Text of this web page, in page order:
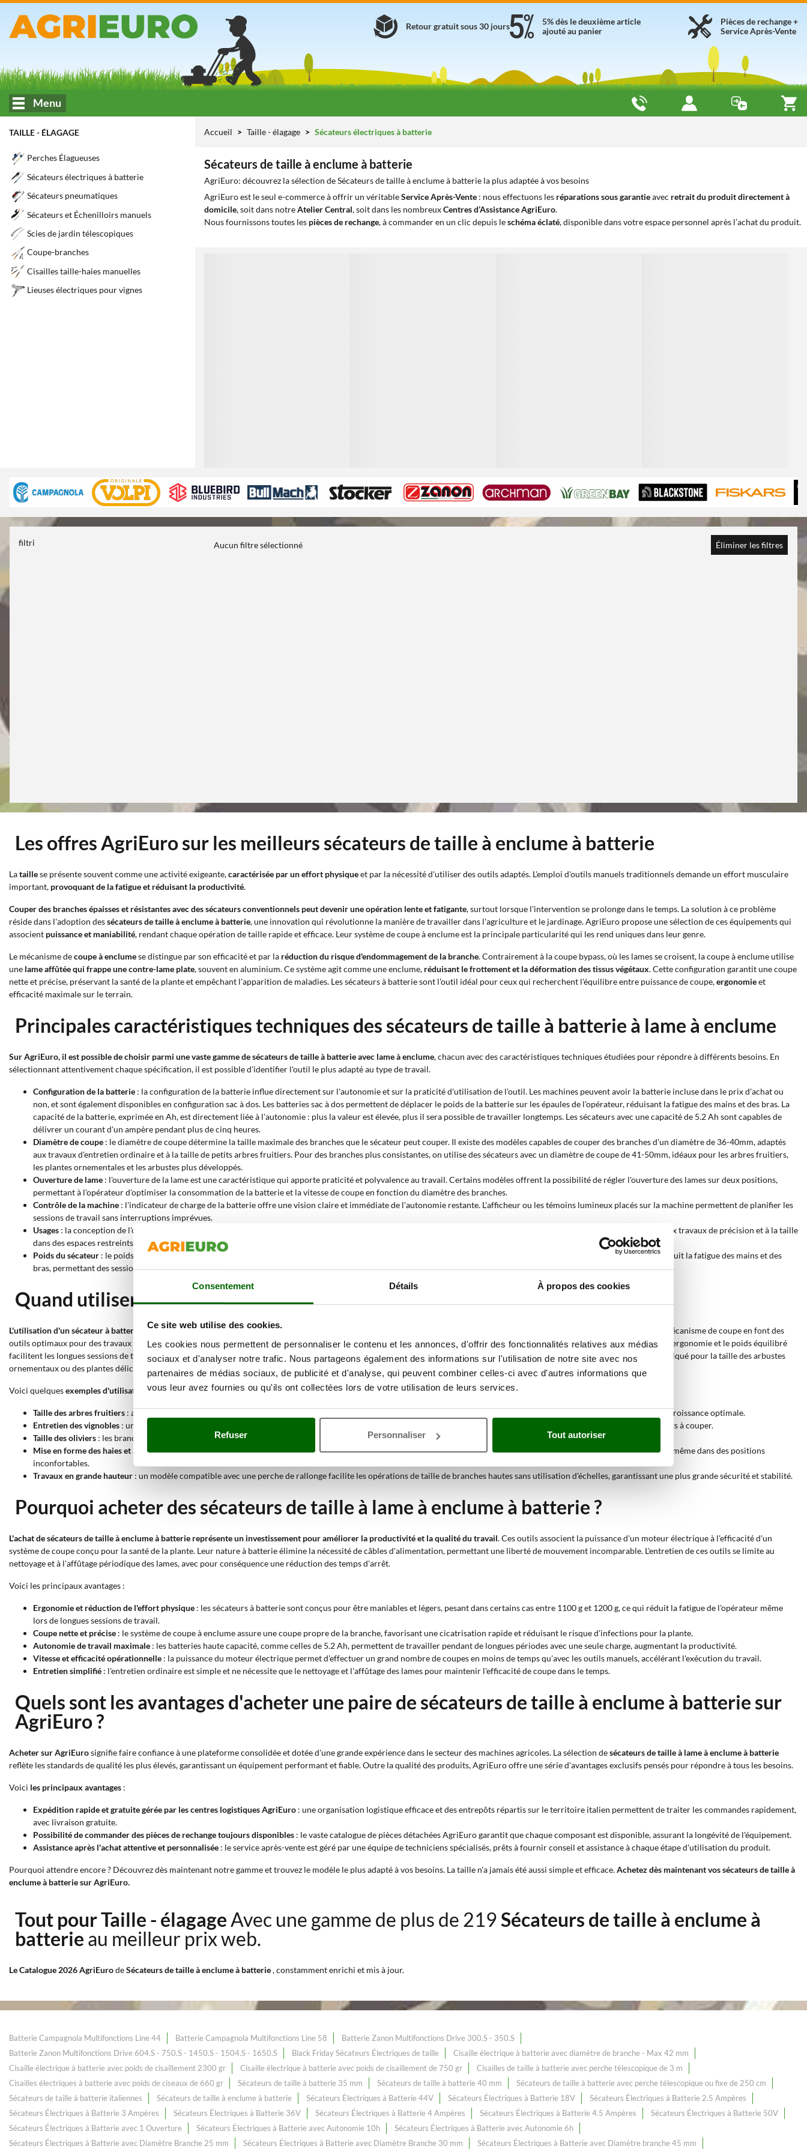
Consentement Détails À propos des cookies
Ce site web utilise des cookies.
Les cookies nous permettent de personnaliser le contenu et les annonces, d'offrir des fonctionnalités relatives aux médias
sociaux et d'analyser notre trafic. Nous partageons également des informations sur l'utilisation de notre site avec nos
partenaires de médias sociaux, de publicité et d'analyse, qui peuvent combiner celles-ci avec d'autres informations que
vous leur avez fournies ou qu'ils ont collectées lors de votre utilisation de leurs services.
Refuser Personnaliser Tout autoriser
Pièces de rechange +
Service Après-Vente
5% dès le deuxième article
ajouté au panier
Retour gratuit sous 30 jours
Menu
TAILLE - ÉLAGAGE
Perches Élagueuses
Sécateurs électriques à batterie
Sécateurs pneumatiques
Sécateurs et Échenilloirs manuels
Scies de jardin télescopiques
Coupe-branches
Cisailles taille-haies manuelles
Lieuses électriques pour vignes
Accueil Taille - élagage Sécateurs électriques à batterie
Sécateurs de taille à enclume à batterie
AgriEuro: découvrez la sélection de Sécateurs de taille à enclume à batterie la plus adaptée à vos besoins
AgriEuro est le seul e-commerce à offrir un véritableService Après-Vente : nous effectuons les réparations sous garantieavec retrait du produit directement à
domicile, soit dans notreAtelier Central, soit dans les nombreuxCentres d’Assistance AgriEuro.
Nous fournissons toutes les pièces de rechange, à commander en un clic depuis leschéma éclaté, disponible dans votre espace personnel après l’achat du produit.
filtri Aucun filtre sélectionné Éliminer les filtres
Les offres AgriEuro sur les meilleurs sécateurs de taille à enclume à batterie
Lataillese présente souvent comme une activité exigeante,caractérisée par un effort physiqueet par la nécessité d'utiliser des outils adaptés. L'emploi d'outils manuels traditionnels demande un effort musculaire
important, provoquant de la fatigue et réduisant la productivité.
Couper des branches épaisses et résistantes avec des sécateurs conventionnels peut devenir une opération lente et fatigante, surtout lorsque l'intervention se prolonge dans le temps. La solution à ce problème
réside dans l'adoption dessécateurs de taille à enclume à batterie, une innovation qui révolutionne la manière de travailler dans l'agriculture et le jardinage. AgriEuro propose une sélection de ces équipements qui
associent puissance et maniabilité, rendant chaque opération de taille rapide et efficace. Leur système de coupe à enclume est la principale particularité qui les rend uniques dans leur genre.
Le mécanisme decoupe à enclumese distingue par son efficacité et par la réduction du risque d'endommagement de la branche. Contrairement à la coupe bypass, où les lames se croisent, la coupe à enclume utilise
une lame affûtée qui frappe une contre-lame plate, souvent en aluminium. Ce système agit comme une enclume, réduisant le frottement et la déformation des tissus végétaux. Cette configuration garantit une coupe
nette et précise, préservant la santé de la plante et empêchant l'apparition de maladies. Les sécateurs à batterie sont l'outil idéal pour ceux qui recherchent l'équilibre entre puissance de coupe,ergonomieet
efficacité maximale sur le terrain.
Principales caractéristiques techniques des sécateurs de taille à batterie à lame à enclume
Sur AgriEuro, il est possible de choisir parmi une vaste gamme de sécateurs de taille à batterie avec lame à enclume, chacun avec des caractéristiques techniques étudiées pour répondre à différents besoins. En
sélectionnant attentivement chaque spécification, il est possible d'identifier l'outil le plus adapté au type de travail.
Configuration de la batterie : la configuration de la batterie influe directement sur l'autonomie et sur la praticité d'utilisation de l'outil. Les machines peuvent avoir la batterie incluse dans le prix d'achat ou
non, et sont également disponibles en configuration sac à dos. Les batteries sac à dos permettent de déplacer le poids de la batterie sur les épaules de l'opérateur, réduisant la fatigue des mains et des bras. La
capacité de la batterie, exprimée en Ah, est directement liée à l'autonomie : plus la valeur est élevée, plus il sera possible de travailler longtemps. Les sécateurs avec une capacité de 5.2 Ah sont capables de
délivrer un courant d'un ampère pendant plus de cinq heures.
Diamètre de coupe : le diamètre de coupe détermine la taille maximale des branches que le sécateur peut couper. Il existe des modèles capables de couper des branches d'un diamètre de 36-40mm, adaptés
aux travaux d'entretien ordinaire et à la taille de petits arbres fruitiers. Pour des branches plus consistantes, on utilise des sécateurs avec un diamètre de coupe de 41-50mm, idéaux pour les arbres fruitiers,
les plantes ornementales et les arbustes plus développés.
Ouverture de lame : l'ouverture de la lame est une caractéristique qui apporte praticité et polyvalence au travail. Certains modèles offrent la possibilité de régler l'ouverture des lames sur deux positions,
permettant à l'opérateur d'optimiser la consommation de la batterie et la vitesse de coupe en fonction du diamètre des branches.
Contrôle de la machine : l'indicateur de charge de la batterie offre une vision claire et immédiate de l'autonomie restante. L'afficheur ou les témoins lumineux placés sur la machine permettent de planifier les
sessions de travail sans interruptions imprévues.
Usages : la conception de l'outil définit son champ d'application. L'usage manuel fait référence à des sécateurs conçus pour une utilisation directe et sans supports, adaptés aux travaux de précision et à la taille
dans des espaces restreints. L'usage sur perche est pensé pour les interventions en hauteur, facilitant la taille des branches hautes.
Poids du sécateur : le poids du sécateur avec batterie insérée est un facteur déterminant pour le confort de l'opérateur. Un poids contenu, compris entre 1100 g et 1200 g, réduit la fatigue des mains et des
bras, permettant des sessions de travail prolongées et une meilleure maniabilité.
Quand utiliser une paire de sécateurs de taille à enclume à batterie ?
L'utilisation d'un sécateur à batterie avec coupe à enclume se montre efficace dans de nombreux contextes, du jardinage amateur à la taille professionnelle
. Leur structure et leur mécanisme de coupe en font des
outils optimaux pour des travaux spécifiques. Ils sont idéaux pourla taille des arbres fruitiers, comme les pommiers, les poiriers ou les vignes, où une grande précision est requise
. L'ergonomie et le poids équilibré
facilitent les longues sessions de travail, réduisant la fatigue de l'opérateur. Le système de coupe à enclume, qui minimise les dommages aux tissus végétaux, est particulièrement indiqué pour la taille des arbustes
ornementaux ou des plantes délicates.
Voici quelquesexemples d'utilisation avec références techniques :
Taille des arbres fruitiers : avec un modèle ayant un diamètre de coupe de 36-40 mm, il est possible de couper avec précision des branches fines et moyennes, favorisant une croissance optimale.
Entretien des vignobles : un sécateur avec deux positions d'ouverture de lame permet d'optimiser le travail et la consommation d'énergie en fonction du diamètre des sarments à couper.
Taille des oliviers : les branches les plus résistantes exigent une machine avec un diamètre de coupe supérieur, de 41-50 mm, pour un travail efficace.
Mise en forme des haies et arbustes: l'usage manuel des sécateurs, avec un poids contenu d'environ 1100-1200 g, facilite la maniabilité et la précision de coupe des branches même dans des positions
inconfortables.
Travaux en grande hauteur : un modèle compatible avec une perche de rallonge facilite les opérations de taille de branches hautes sans utilisation d'échelles, garantissant une plus grande sécurité et stabilité.
Pourquoi acheter des sécateurs de taille à lame à enclume à batterie ?
L'achat de sécateurs de taille à enclume à batterie représente un investissement pour améliorer la productivité et la qualité du travail. Ces outils associent la puissance d'un moteur électrique à l'efficacité d'un
système de coupe conçu pour la santé de la plante. Leur nature à batterie élimine la nécessité de câbles d'alimentation, permettant une liberté de mouvement incomparable. L'entretien de ces outils se limite au
nettoyage et à l'affûtage périodique des lames, avec pour conséquence une réduction des temps d'arrêt.
Voici les principaux avantages :
Ergonomie et réduction de l'effort physique : les sécateurs à batterie sont conçus pour être maniables et légers, pesant dans certains cas entre 1100 g et 1200 g, ce qui réduit la fatigue de l'opérateur même
lors de longues sessions de travail.
Coupe nette et précise : le système de coupe à enclume assure une coupe propre de la branche, favorisant une cicatrisation rapide et réduisant le risque d'infections pour la plante.
Autonomie de travail maximale : les batteries haute capacité, comme celles de 5.2 Ah, permettent de travailler pendant de longues périodes avec une seule charge, augmentant la productivité.
Vitesse et efficacité opérationnelle : la puissance du moteur électrique permet d'effectuer un grand nombre de coupes en moins de temps qu'avec les outils manuels, accélérant l'exécution du travail.
Entretien simplifié : l'entretien ordinaire est simple et ne nécessite que le nettoyage et l'affûtage des lames pour maintenir l'efficacité de coupe dans le temps.
Quels sont les avantages d'acheter une paire de sécateurs de taille à enclume à batterie sur
AgriEuro ?
Acheter sur AgriEurosignifie faire confiance à une plateforme consolidée et dotée d'une grande expérience dans le secteur des machines agricoles. La sélection desécateurs de taille à lame à enclume à batterie
reflète les standards de qualité les plus élevés, garantissant un équipement performant et fiable. Outre la qualité des produits, AgriEuro offre une série d'avantages exclusifs pensés pour répondre à tous les besoins.
Voici les principaux avantages :
Expédition rapide et gratuite gérée par les centres logistiques AgriEuro : une organisation logistique efficace et des entrepôts répartis sur le territoire italien permettent de traiter les commandes rapidement,
avec livraison gratuite.
Possibilité de commander des pièces de rechange toujours disponibles : le vaste catalogue de pièces détachées AgriEuro garantit que chaque composant est disponible, assurant la longévité de l'équipement.
Assistance après l'achat attentive et personnalisée : le service après-vente est géré par une équipe de techniciens spécialisés, prêts à fournir conseil et assistance à chaque étape d'utilisation du produit.
Pourquoi attendre encore ? Découvrez dès maintenant notre gamme et trouvez le modèle le plus adapté à vos besoins. La taille n'a jamais été aussi simple et efficace.Achetez dès maintenant vos sécateurs de taille à
enclume à batterie sur AgriEuro.
Tout pour Taille - élagageAvec une gamme de plus de 219Sécateurs de taille à enclume à
batterie au meilleur prix web.
Le Catalogue 2026 AgriEurodeSécateurs de taille à enclume à batterie, constamment enrichi et mis à jour.
Batterie Campagnola Multifonctions Line 44 Batterie Campagnola Multifonctions Line 58
Batterie Zanon Multifonctions Drive 300.S - 350.S
Batterie Zanon Multifonctions Drive 604.S - 750.S - 1450.S - 1504.S - 1650.S
Black Friday Sécateurs Électriques de taille
Cisaille électrique à batterie avec diamètre de branche - Max 42 mm
Cisaille électrique à batterie avec poids de cisaillement 2300 gr
Cisaille électrique à batterie avec poids de cisaillement de 750 gr
Cisailles de taille à batterie avec perche télescopique de 3 m
Cisailles électriques à batterie avec poids de ciseaux de 660 gr
Sécateurs de taille à batterie 35 mm Sécateurs de taille à batterie 40 mm
Sécateurs de taille à batterie avec perche télescopique ou fixe de 250 cm
Sécateurs de taille à batterie italiennes
Sécateurs de taille à enclume à batterie Sécateurs Électriques à Batterie 44V Sécateurs Électriques à Batterie 18V
Sécateurs Électriques à Batterie 2.5 Ampères
Sécateurs Électriques à Batterie 3 Ampères
Sécateurs Électriques à Batterie 36V Sécateurs Électriques à Batterie 4 Ampères Sécateurs Électriques à Batterie 4.5 Ampères
Sécateurs Électriques à Batterie 50V
Sécateurs Électriques à Batterie avec 1 Ouverture
Sécateurs Électriques à Batterie avec Autonomie 10h
Sécateurs Électriques à Batterie avec Autonomie 6h
Sécateurs Électriques à Batterie avec Diamètre Branche 25 mm
Sécateurs Électriques à Batterie avec Diamètre Branche 30 mm Sécateurs Électriques à Batterie avec Diamètre branche 45 mm